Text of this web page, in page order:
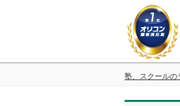
塾、スクールの